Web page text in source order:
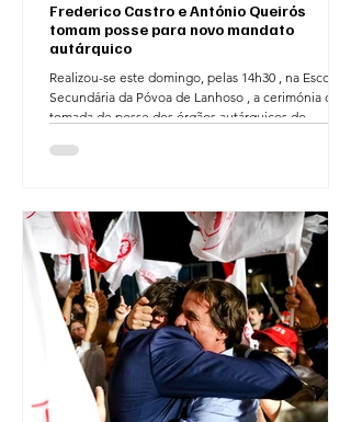
Frederico Castro e António Queirós
tomam posse para novo mandato
autárquico
Realizou-se este domingo, pelas 14h30 , na Escola
Secundária da Póvoa de Lanhoso , a cerimónia de
tomada de posse dos órgãos autárquicos do
de um novo ciclo político no Concelho. O ato
Póvoa de Lanhoso , que renovou o seu
compromisso com o Concelho e com os Povenses,
e dos restantes membros que compõem o
executivo municipal. Na mesma